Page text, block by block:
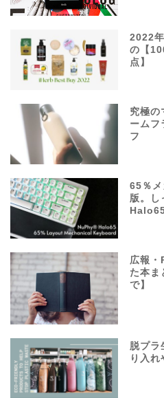
2022
の【
点】
究極の
ームフ
フ
65％メ
版。し
広報・
た本ま
で】
脱プラ
り入